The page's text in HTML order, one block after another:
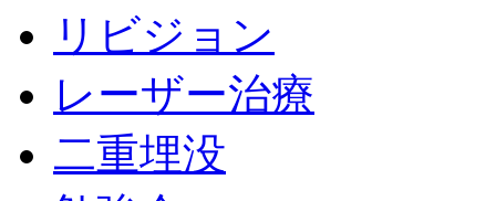
リビジョン
レーザー治療
二重埋没